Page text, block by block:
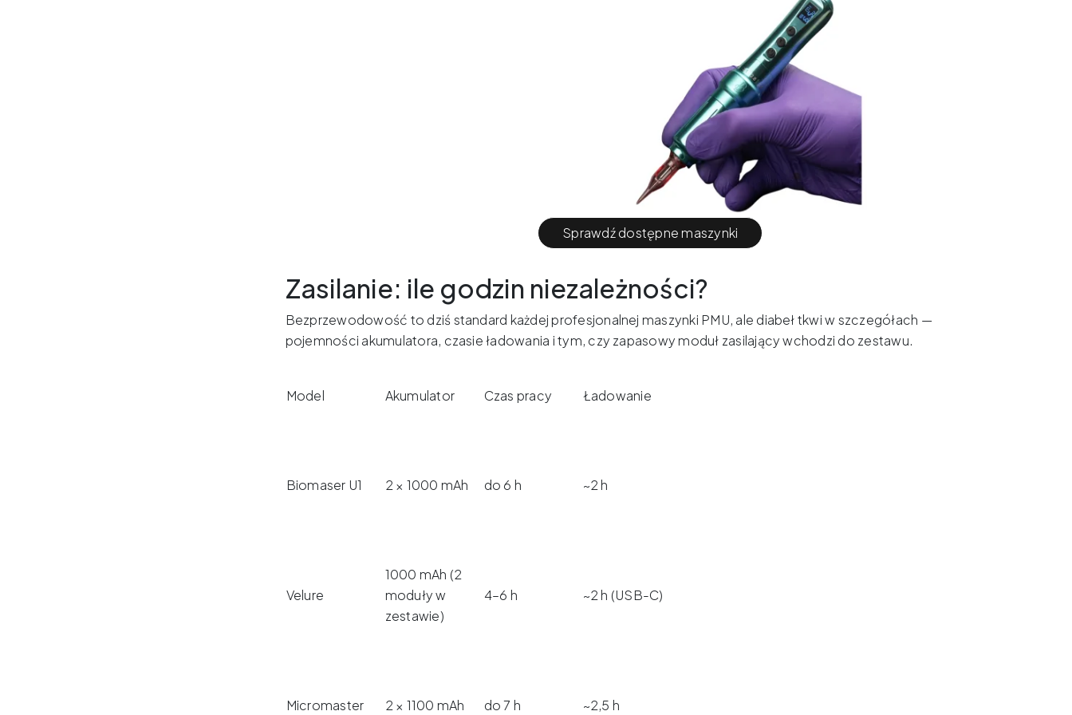
Sprawdź dostępne maszynki
Zasilanie: ile godzin niezależności?
Bezprzewodowość to dziś standard każdej profesjonalnej maszynki PMU, ale diabeł tkwi w szczegółach —
pojemności akumulatora, czasie ładowania i tym, czy zapasowy moduł zasilający wchodzi do zestawu.
Model Akumulator Czas pracy Ładowanie
Biomaser U1 2 × 1000 mAh do 6 h ~2 h
Velure
1000 mAh (2
moduły w
zestawie)
4–6 h ~2 h (USB-C)
Micromaster 2 × 1100 mAh do 7 h ~2,5 h